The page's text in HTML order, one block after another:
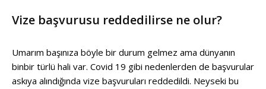
Vize başvurusu reddedilirse ne olur?
Umarım başınıza böyle bir durum gelmez ama dünyanın
binbir türlü hali var. Covid 19 gibi nedenlerden de başvurular
askıya alındığında vize başvuruları reddedildi. Neyseki bu